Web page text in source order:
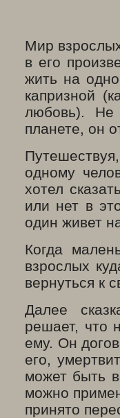
Мир
в его
жить на
капризной
любовь). Не
планете, он
одному
хотел
или нет в
один живет
Когда
взрослых
вернуться к
Далее
решает, что
ему. Он
его,
может быть
можно
принято